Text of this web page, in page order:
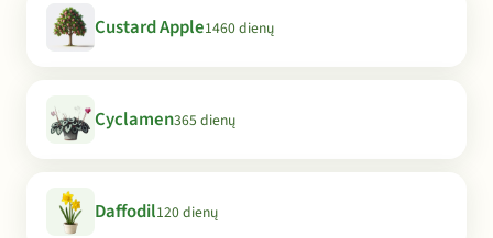
Custard Apple1460 dienų
Cyclamen365 dienų
Daffodil120 dienų